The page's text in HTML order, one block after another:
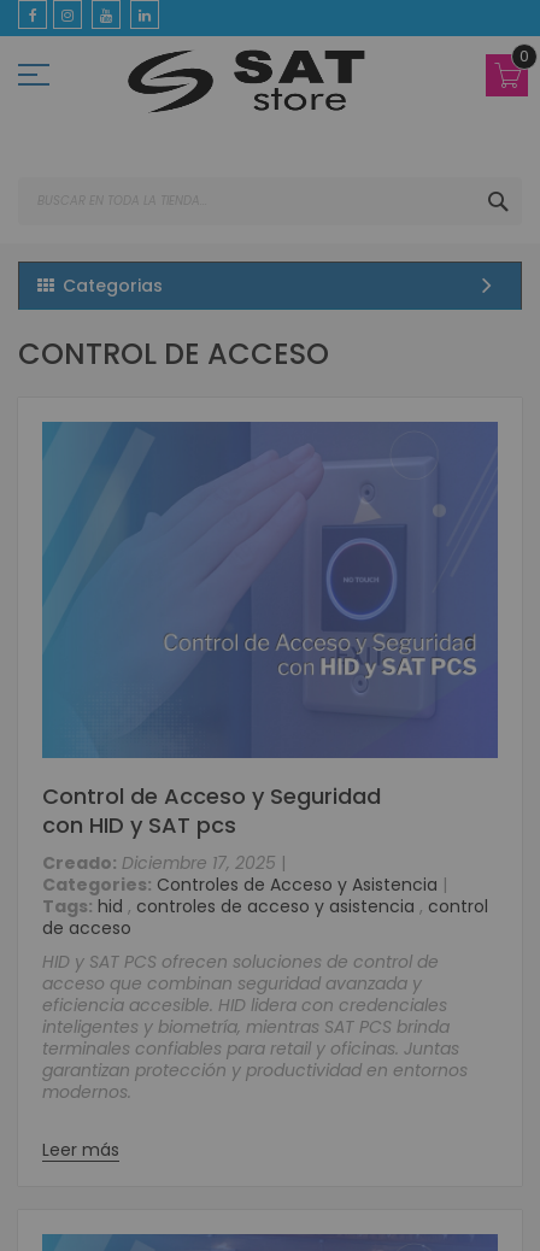
Ir
al
contenido
0
Categorias
CONTROL DE ACCESO
Control de Acceso y Seguridad
con HID y SAT pcs
Creado: Diciembre 17, 2025 |
Categories: Controles de Acceso y Asistencia |
Tags: hid , controles de acceso y asistencia , control
de acceso
HID y SAT PCS ofrecen soluciones de control de
acceso que combinan seguridad avanzada y
eficiencia accesible. HID lidera con credenciales
inteligentes y biometría, mientras SAT PCS brinda
terminales confiables para retail y oficinas. Juntas
garantizan protección y productividad en entornos
modernos.
Leer más